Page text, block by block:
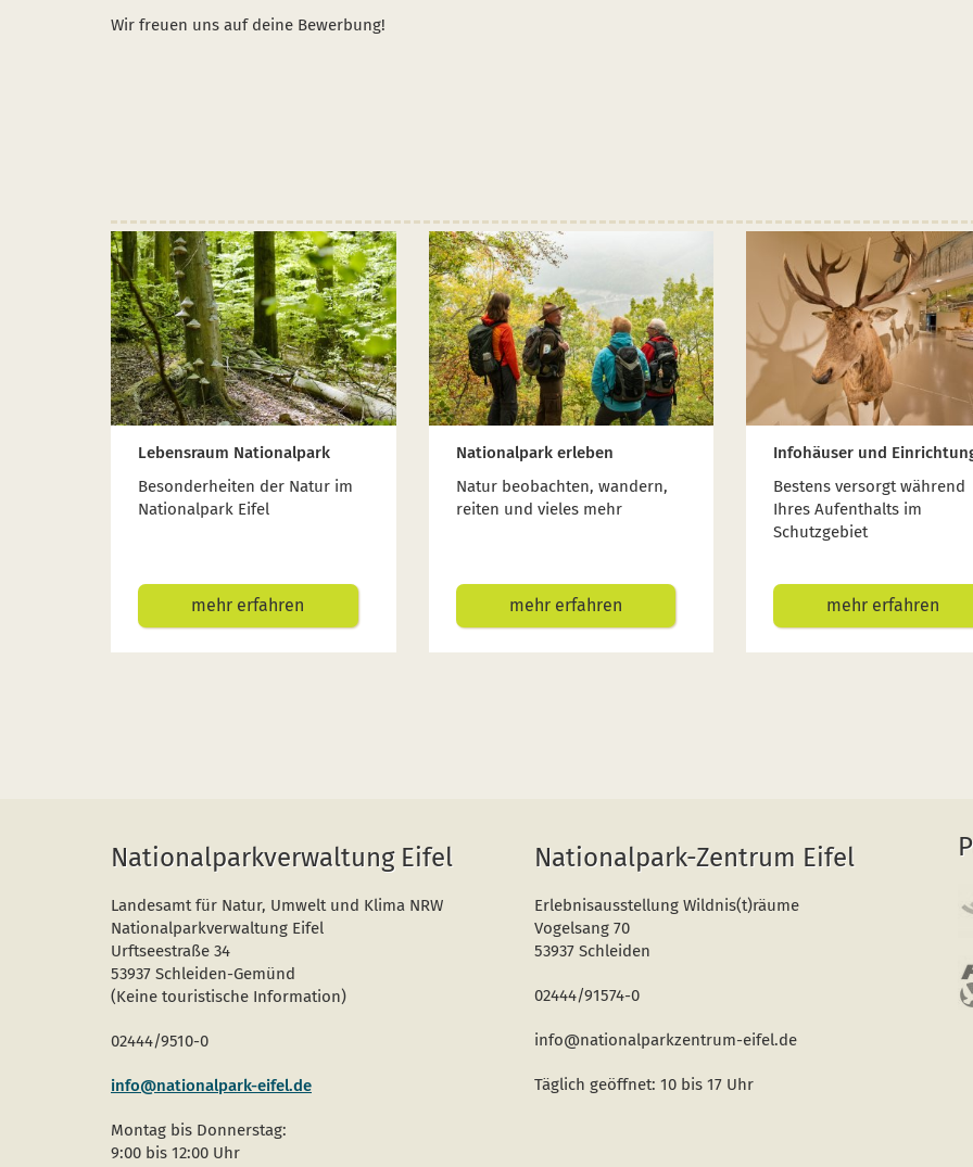
Wir freuen uns auf deine Bewerbung!
Lebensraum Nationalpark
Besonderheiten der Natur im
Nationalpark Eifel
mehr erfahren
Nationalpark erleben
Natur beobachten, wandern,
reiten und vieles mehr
mehr erfahren
Infohäuser und
Bestens versorgt während
Ihres Aufenthalts im
Schutzgebiet
mehr erfahren
Nationalparkverwaltung Eifel
Landesamt für Natur, Umwelt und Klima NRW
Nationalparkverwaltung Eifel
Urftseestraße 34
53937 Schleiden-Gemünd
(Keine touristische Information)
02444/9510-0
info@nationalpark-eifel.de
Montag bis Donnerstag:
9:00 bis 12:00 Uhr
Nationalpark-Zentrum Eifel
Erlebnisausstellung Wildnis(t)räume
Vogelsang 70
53937 Schleiden
02444/91574-0
info@nationalparkzentrum-eifel.de
Täglich geöffnet: 10 bis 17 Uhr